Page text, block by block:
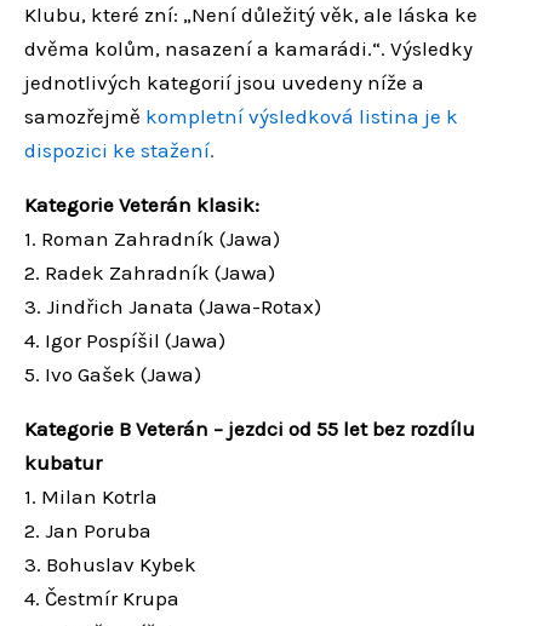
Klubu, které zní: „Není důležitý věk, ale láska ke
dvěma kolům, nasazení a kamarádi.“. Výsledky
jednotlivých kategorií jsou uvedeny níže a
samozřejmě kompletní výsledková listina je k
dispozici ke stažení.
Kategorie Veterán klasik:
1. Roman Zahradník (Jawa)
2. Radek Zahradník (Jawa)
3. Jindřich Janata (Jawa-Rotax)
4. Igor Pospíšil (Jawa)
5. Ivo Gašek (Jawa)
Kategorie B Veterán – jezdci od 55 let bez rozdílu
kubatur
1. Milan Kotrla
2. Jan Poruba
3. Bohuslav Kybek
4. Čestmír Krupa